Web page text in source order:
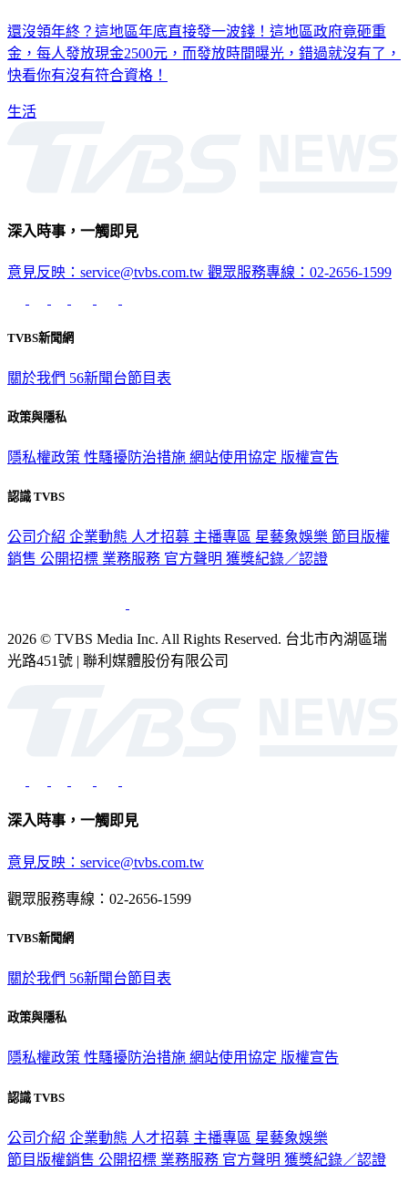
還沒領年終？這地區年底直接發一波錢！這地區政府竟砸重
金，每人發放現金2500元，而發放時間曝光，錯過就沒有了，
快看你有沒有符合資格！
生活
深入時事，一觸即見
意見反映：service@tvbs.com.tw 觀眾服務專線：02-2656-1599
TVBS新聞網
關於我們 56新聞台節目表
政策與隱私
隱私權政策 性騷擾防治措施 網站使用協定 版權宣告
認識 TVBS
公司介紹 企業動態 人才招募 主播專區 星藝象娛樂 節目版權
銷售 公開招標 業務服務 官方聲明 獲獎紀錄／認證
2026 © TVBS Media Inc. All Rights Reserved. 台北市內湖區瑞
光路451號 | 聯利媒體股份有限公司
深入時事，一觸即見
意見反映：service@tvbs.com.tw
觀眾服務專線：02-2656-1599
TVBS新聞網
關於我們 56新聞台節目表
政策與隱私
隱私權政策 性騷擾防治措施 網站使用協定 版權宣告
認識 TVBS
公司介紹 企業動態 人才招募 主播專區 星藝象娛樂
節目版權銷售 公開招標 業務服務 官方聲明 獲獎紀錄／認證